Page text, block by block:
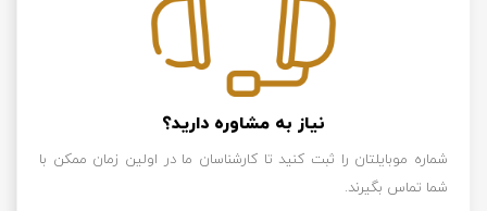
نیاز به مشاوره دارید؟
شماره موبایلتان را ثبت کنید تا کارشناسان ما در اولین زمان ممکن با
شما تماس بگیرند.